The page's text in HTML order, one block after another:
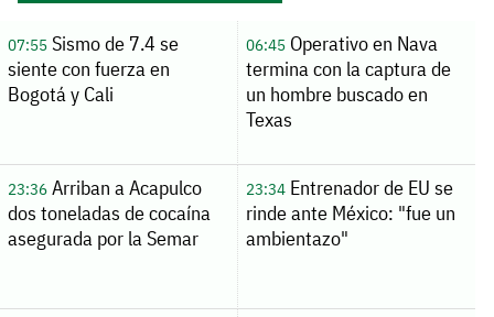
07:55Sismo de 7.4 se
siente con fuerza en
Bogotá y Cali
06:45Operativo en Nava
termina con la captura de
un hombre buscado en
Texas
23:36Arriban a Acapulco
dos toneladas de cocaína
asegurada por la Semar
23:34Entrenador de EU se
rinde ante México: "fue un
ambientazo"